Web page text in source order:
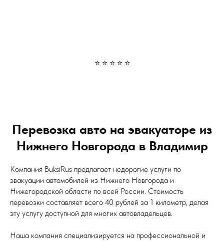
⭐ ⭐ ⭐ ⭐ ⭐
Перевозка авто на эвакуаторе из
Нижнего Новгорода в Владимир
Компания BuksiRus предлагает недорогие услуги по
эвакуации автомобилей из Нижнего Новгорода и
Нижегородской области по всей России. Стоимость
перевозки составляет всего 40 рублей за 1 километр, делая
эту услугу доступной для многих автовладельцев.
Наша компания специализируется на профессиональной и